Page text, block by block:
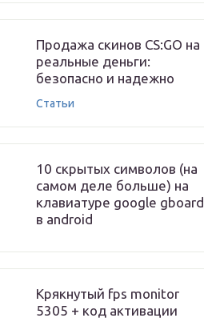
Продажа скинов CS:GO на
реальные деньги:
безопасно и надежно
Статьи
10 скрытых символов (на
самом деле больше) на
клавиатуре google gboard
в android
Крякнутый fps monitor
5305 + код активации